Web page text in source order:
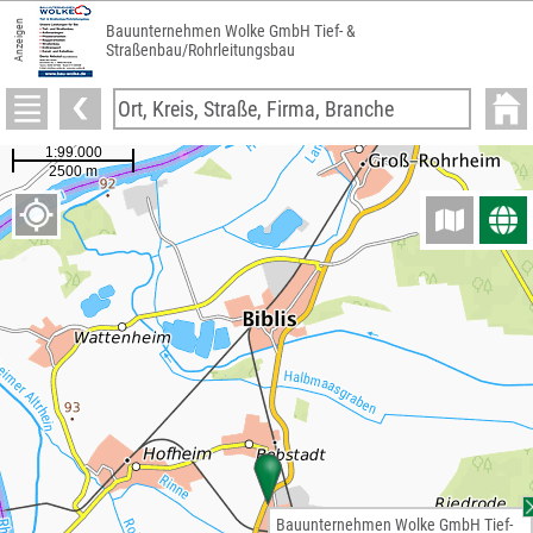
Anzeigen
Bauunternehmen Wolke GmbH Tief- &
Straßenbau/Rohrleitungsbau
Bauunternehmen Wolke GmbH Tief-